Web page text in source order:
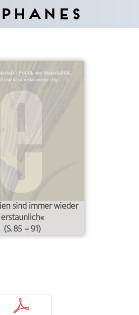
sind immer wieder
erstaunlich«
(S. 85 – 91)
p